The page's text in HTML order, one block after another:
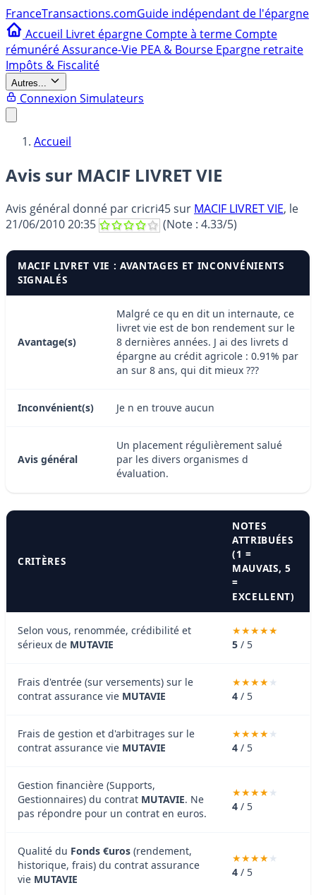
FranceTransactions.comGuide indépendant de l'épargne
Accueil Livret épargne Compte à terme Compte
rémunéréAssurance-Vie PEA & Bourse Epargne retraite
Impôts & Fiscalité
Autres...
Connexion Simulateurs
Accueil
Avis sur MACIF LIVRET VIE
Avis général donné par cricri45sur MACIF LIVRET VIE, le
21/06/2010 20:35
(Note : 4.33/5)
MACIF LIVRET VIE : AVANTAGES ET INCONVÉNIENTS
SIGNALÉS
Avantage(s)
Malgré ce qu en dit un internaute, ce
livret vie est de bon rendement sur le
8 dernières années. J ai des livrets d
épargne au crédit agricole : 0.91% par
an sur 8 ans, qui dit mieux ???
Inconvénient(s) Je n en trouve aucun
Avis général
Un placement régulièrement salué
par les divers organismes d
évaluation.
CRITÈRES
NOTES
ATTRIBUÉES
(1 =
MAUVAIS, 5
=
EXCELLENT)
Selon vous, renommée, crédibilité et
sérieux de MUTAVIE 5 / 5
Frais d'entrée (sur versements) sur le
contrat assurance vie MUTAVIE 4 / 5
Frais de gestion et d'arbitrages sur le
contrat assurance vie MUTAVIE 4 / 5
Gestion financière (Supports,
Gestionnaires) du contrat MUTAVIE. Ne
pas répondre pour un contrat en euros.
4 / 5
Qualité du Fonds €uros (rendement,
historique, frais) du contrat assurance
vie MUTAVIE
4 / 5